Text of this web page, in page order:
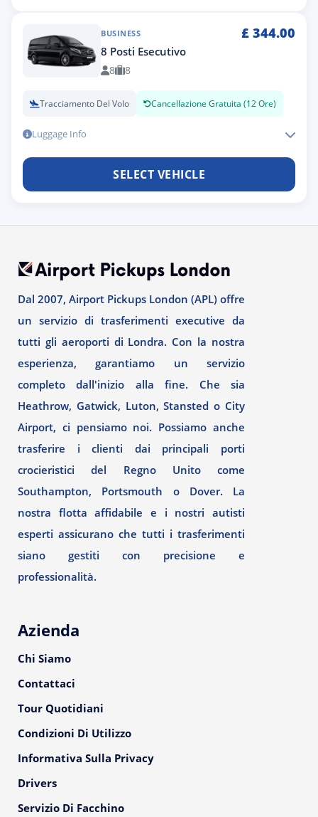
BUSINESS £ 344.00
8 Posti Esecutivo
8 8
Tracciamento Del Volo Cancellazione Gratuita (12 Ore)
Luggage Info
SELECT VEHICLE
Dal 2007, Airport Pickups London (APL) offre
un servizio di trasferimenti executive da
tutti gli aeroporti di Londra. Con la nostra
esperienza, garantiamo un servizio
completo dall'inizio alla fine. Che sia
Heathrow, Gatwick, Luton, Stansted o City
Airport, ci pensiamo noi. Possiamo anche
trasferire i clienti dai principali porti
crocieristici del Regno Unito come
Southampton, Portsmouth o Dover. La
nostra flotta affidabile e i nostri autisti
esperti assicurano che tutti i trasferimenti
siano gestiti con precisione e
professionalità.
Azienda
Chi Siamo
Contattaci
Tour Quotidiani
Condizioni Di Utilizzo
Informativa Sulla Privacy
Drivers
Servizio Di Facchino